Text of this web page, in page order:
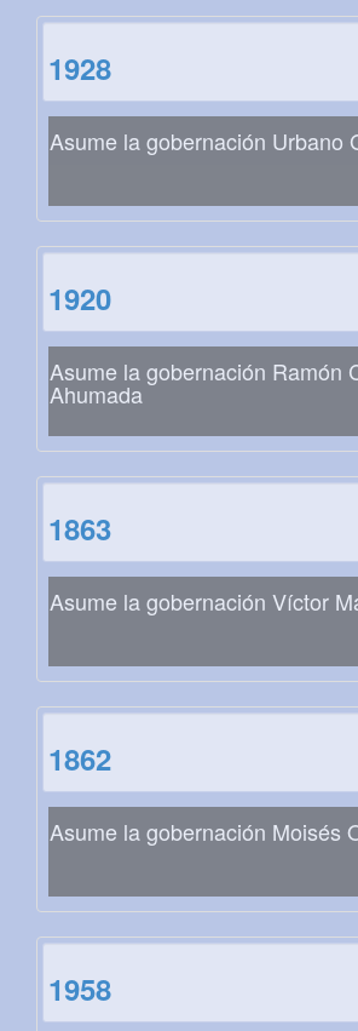
1928
Asume la gobernación Urbano
1920
Asume la gobernación Ramón
Ahumada
1863
Asume la gobernación Víctor
1862
Asume la gobernación Moisés
1958